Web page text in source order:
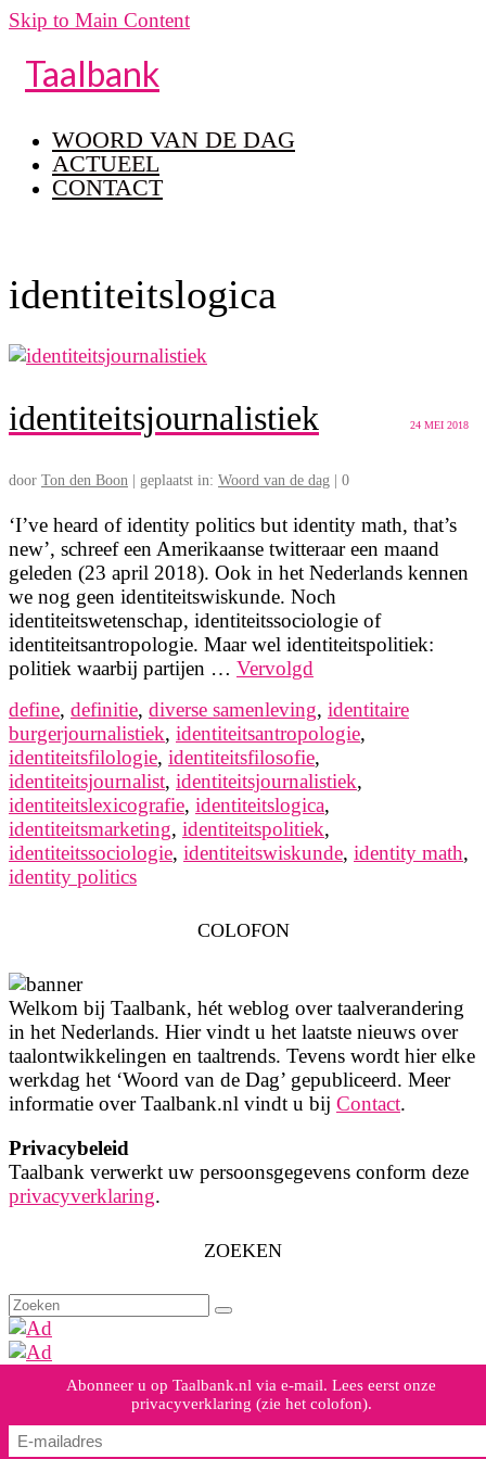
Skip to Main Content
Taalbank
WOORD VAN DE DAG
ACTUEEL
CONTACT
identiteitslogica
24 MEI 2018
identiteitsjournalistiek
door Ton den Boon geplaatst in: Woord van de dag 0
‘I’ve heard of identity politics but identity math, that’s
new’, schreef een Amerikaanse twitteraar een maand
geleden (23 april 2018). Ook in het Nederlands kennen
we nog geen identiteitswiskunde. Noch
identiteitswetenschap, identiteitssociologie of
identiteitsantropologie. Maar wel identiteitspolitiek:
politiek waarbij partijen … Vervolgd
define, definitie, diverse samenleving, identitaire
burgerjournalistiek, identiteitsantropologie,
identiteitsfilologie, identiteitsfilosofie,
identiteitsjournalist, identiteitsjournalistiek,
identiteitslexicografie, identiteitslogica,
identiteitsmarketing, identiteitspolitiek,
identiteitssociologie, identiteitswiskunde, identity math,
identity politics
COLOFON
Welkom bij Taalbank, hét weblog over taalverandering
in het Nederlands. Hier vindt u het laatste nieuws over
taalontwikkelingen en taaltrends. Tevens wordt hier elke
werkdag het ‘Woord van de Dag’ gepubliceerd. Meer
informatie over Taalbank.nl vindt u bij Contact.
Privacybeleid
Taalbank verwerkt uw persoonsgegevens conform deze
privacyverklaring.
ZOEKEN
Zoeken
naar:
Abonneer u op Taalbank.nl via e-mail. Lees eerst onze
privacyverklaring (zie het colofon).